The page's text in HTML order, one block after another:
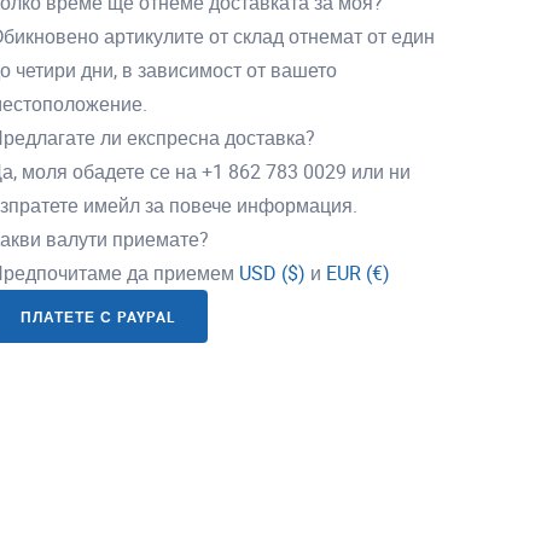
артикулите от склад отнемат от един
четири дни, в зависимост от вашето
ли експресна доставка?
моля обадете се на +1 862 783 0029 или ни
имейл за повече информация.
валути приемате?
да приемем USD ($) и EUR (€)
ПЛАТЕТЕ С PAYPAL